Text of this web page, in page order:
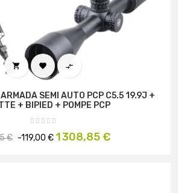
  
SEMI AUTO PCP C5.5 19.9J +
+ BIPIED + POMPE PCP
€ -119,00 € Prix
1 308,85 €